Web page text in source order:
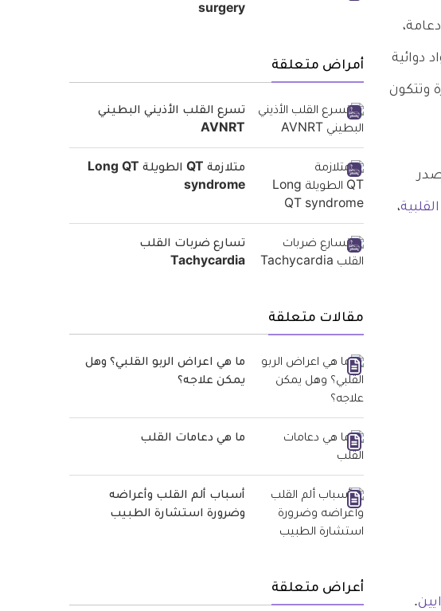
دوائية
وتتكون
،
.
surgery
أمراض متعلقة
تسرع القلب الأذيني البطيني
AVNRT
متلازمة QT الطويلة Long QT
syndrome
تسارع ضربات القلب
Tachycardia
مقالات متعلقة
ما هي اعراض الربو القلبي؟ وهل
يمكن علاجه؟
ما هي دعامات القلب
أسباب ألم القلب وأعراضه
وضرورة استشارة الطبيب
أعراض متعلقة